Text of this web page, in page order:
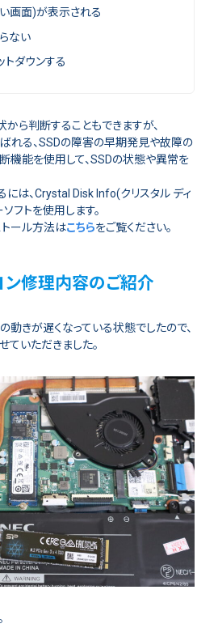
画面)が表示される
ない
トダウンする
ら判断することもできますが、
れる、SSDの障害の早期発見や故障の
機能を使用して、SSDの状態や異常を
は、Crystal Disk Info(クリスタル ディ
フトを使用します。
ール方法はこちらをご覧ください。
ン修理内容のご紹介
動きが遅くなっている状態でしたので、
いただきました。